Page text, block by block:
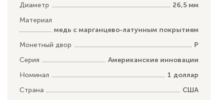
Диаметр
26,5 мм
Материал
медь с марганцево-латунным покрытием
Монетный двор
P
Серия
Американские инновации
Номинал
1 доллар
Страна
США